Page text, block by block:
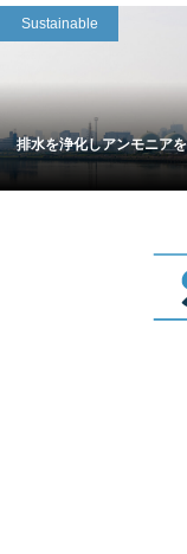
Sustainable
排水を浄化しアンモニア